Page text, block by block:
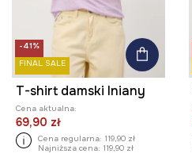
-41%
FINAL SALE
T-shirt damski lniany
Cena aktualna:
69,90 zł
Cena regularna: 119,90 zł
Najniższa cena: 119,90 zł